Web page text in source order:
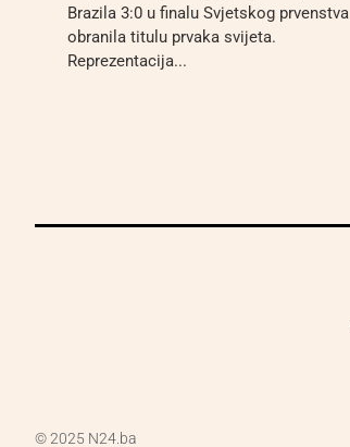
Brazila 3:0 u finalu Svjetskog prvenstva
obranila titulu prvaka svijeta.
Reprezentacija...
© 2025 N24.ba